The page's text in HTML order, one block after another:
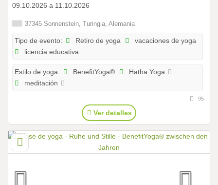
09.10.2026 a 11.10.2026
37345 Sonnenstein, Turingia, Alemania
Tipo de evento: Retiro de yoga
vacaciones de yoga
licencia educativa
Estilo de yoga: BenefitYoga®
Hatha Yoga
meditación
95
Ver detalles